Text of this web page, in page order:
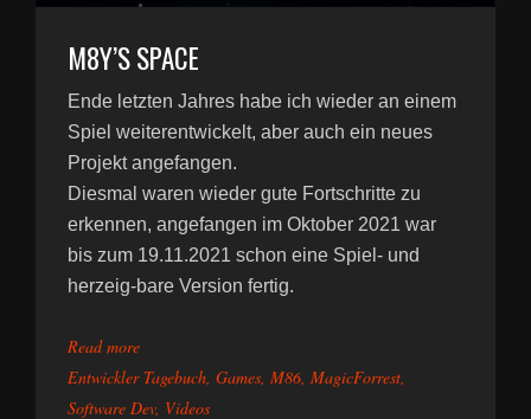
M8Y’S SPACE
Ende letzten Jahres habe ich wieder an einem
Spiel weiterentwickelt, aber auch ein neues
Projekt angefangen.
Diesmal waren wieder gute Fortschritte zu
erkennen, angefangen im Oktober 2021 war
bis zum 19.11.2021 schon eine Spiel- und
herzeig-bare Version fertig.
Read more
Entwickler Tagebuch, Games, M86, MagicForrest,
Software Dev, Videos